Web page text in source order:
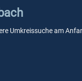
Umkreissuche am